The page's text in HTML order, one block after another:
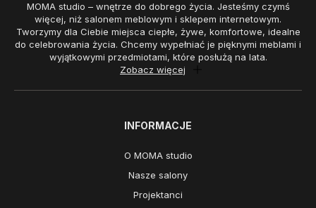
MOMA studio – wnętrze do dobrego życia. Jesteśmy czymś
więcej, niż salonem meblowym i sklepem internetowym.
Tworzymy dla Ciebie miejsca ciepłe, żywe, komfortowe, idealne
do celebrowania życia. Chcemy wypełniać je pięknymi meblami i
wyjątkowymi przedmiotami, które posłużą na lata.
Zobacz więcej
INFORMACJE
O MOMA studio
Nasze salony
Projektanci